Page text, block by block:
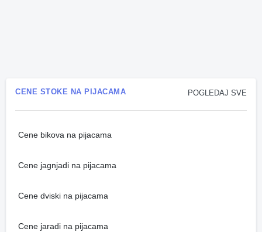
POGLEDAJ SVE
CENE STOKE NA PIJACAMA
Cene bikova na pijacama
Cene jagnjadi na pijacama
Cene dviski na pijacama
Cene jaradi na pijacama